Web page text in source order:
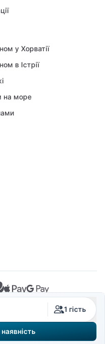
1 гість
у Хорватії
в Істрії
на море
© 2026 Crovillas GmbH